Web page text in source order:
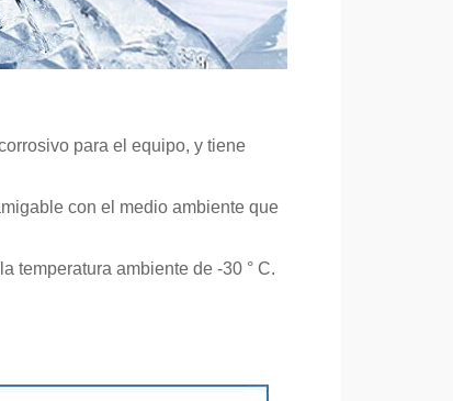
para el equipo, y tiene
con el medio ambiente que
temperatura ambiente de -30 ° C.